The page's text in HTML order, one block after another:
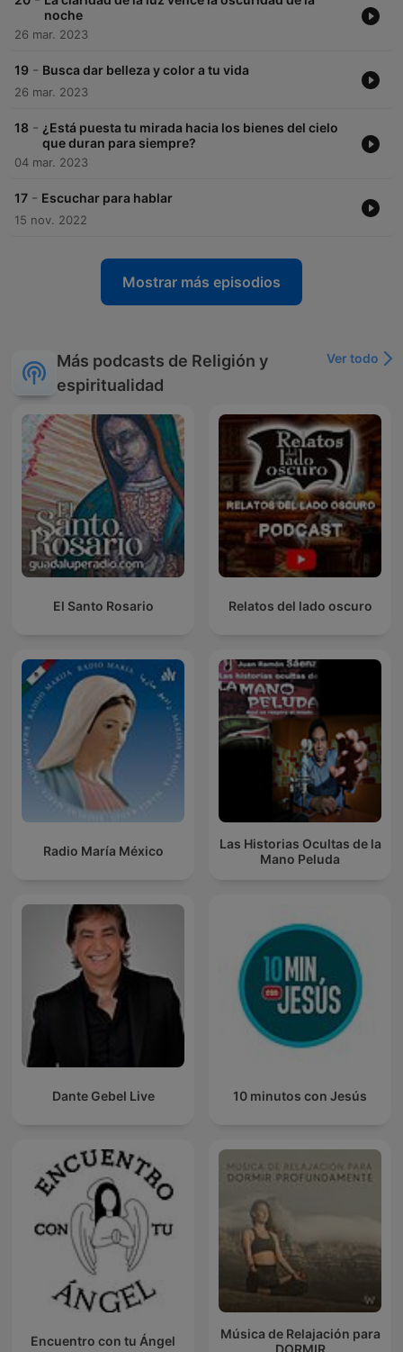
noche
26 mar. 2023
19 - Busca dar belleza y color a tu vida
26 mar. 2023
18 - ¿Está puesta tu mirada hacia los bienes del cielo
que duran para siempre?
04 mar. 2023
17 - Escuchar para hablar
15 nov. 2022
Mostrar más episodios
Más podcasts de Religión y
espiritualidad
Ver todo
El Santo Rosario Relatos del lado oscuro
Radio María México
Las Historias Ocultas de la
Mano Peluda
Dante Gebel Live 10 minutos con Jesús
Encuentro con tu Ángel
Música de Relajación para
DORMIR